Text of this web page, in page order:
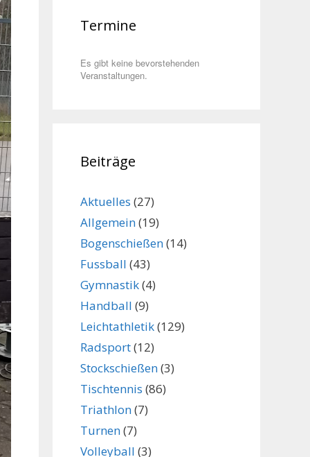
Termine
Es gibt keine bevorstehenden
Veranstaltungen.
Beiträge
Aktuelles (27)
Allgemein(19)
Bogenschießen(14)
Fussball (43)
Gymnastik(4)
Handball (9)
Leichtathletik(129)
Radsport(12)
Stockschießen(3)
Tischtennis (86)
Triathlon(7)
Turnen(7)
Volleyball (3)